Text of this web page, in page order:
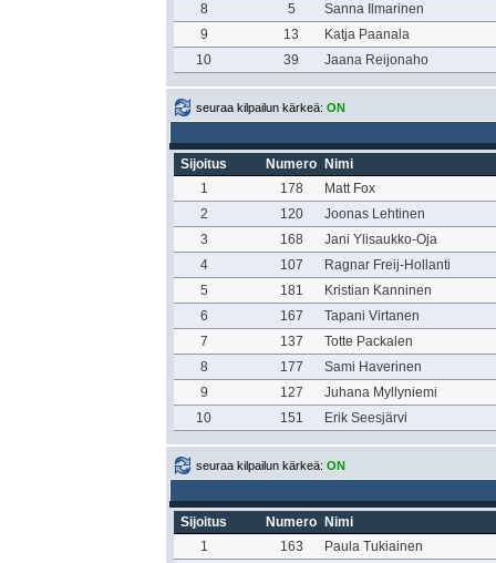
8
5
Sanna Ilmarinen
9
13
Katja Paanala
10
39 Jaana Reijonaho
seuraa kilpailun kärkeä: ON
Sijoitus Numero
Nimi
1
178
Matt Fox
2
120
Joonas Lehtinen
3
168
Jani Ylisaukko-Oja
4
107
Ragnar Freij-Hollanti
5
181
Kristian Kanninen
6
167
Tapani Virtanen
7
137
Totte Packalen
8
177
Sami Haverinen
9
127
Juhana Myllyniemi
10
151 Erik Seesjärvi
seuraa kilpailun kärkeä: ON
Sijoitus Numero
Nimi
1
163
Paula Tukiainen